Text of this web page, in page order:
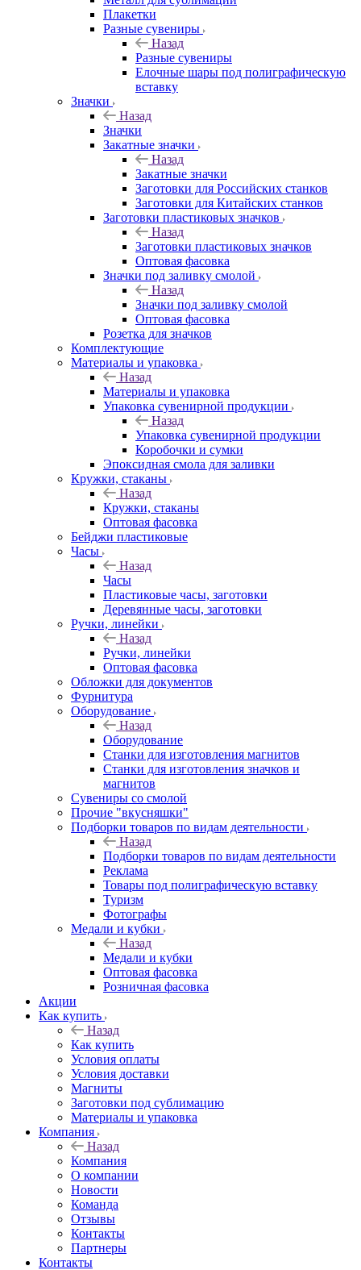
Плакетки
Разные сувениры
Назад
Разные сувениры
Елочные шары под полиграфическую
вставку
Значки
Назад
Значки
Закатные значки
Назад
Закатные значки
Заготовки для Российских станков
Заготовки для Китайских станков
Заготовки пластиковых значков
Назад
Заготовки пластиковых значков
Оптовая фасовка
Значки под заливку смолой
Назад
Значки под заливку смолой
Оптовая фасовка
Розетка для значков
Комплектующие
Материалы и упаковка
Назад
Материалы и упаковка
Упаковка сувенирной продукции
Назад
Упаковка сувенирной продукции
Коробочки и сумки
Эпоксидная смола для заливки
Кружки, стаканы
Назад
Кружки, стаканы
Оптовая фасовка
Бейджи пластиковые
Часы
Назад
Часы
Пластиковые часы, заготовки
Деревянные часы, заготовки
Ручки, линейки
Назад
Ручки, линейки
Оптовая фасовка
Обложки для документов
Фурнитура
Оборудование
Назад
Оборудование
Станки для изготовления магнитов
Станки для изготовления значков и
магнитов
Сувениры со смолой
Прочие "вкусняшки"
Подборки товаров по видам деятельности
Назад
Подборки товаров по видам деятельности
Реклама
Товары под полиграфическую вставку
Туризм
Фотографы
Медали и кубки
Назад
Медали и кубки
Оптовая фасовка
Розничная фасовка
Акции
Как купить
Назад
Как купить
Условия оплаты
Условия доставки
Магниты
Заготовки под сублимацию
Материалы и упаковка
Компания
Назад
Компания
О компании
Новости
Команда
Отзывы
Контакты
Партнеры
Контакты